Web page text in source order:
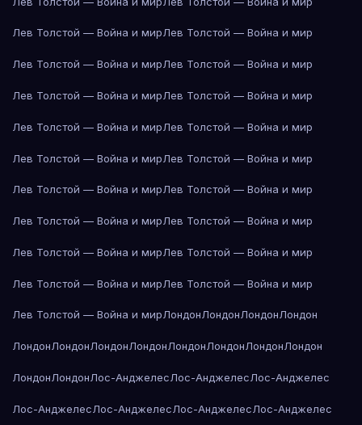
Лев Толстой — Война и мирЛев Толстой — Война и мир
Лев Толстой — Война и мирЛев Толстой — Война и мир
Лев Толстой — Война и мирЛев Толстой — Война и мир
Лев Толстой — Война и мирЛев Толстой — Война и мир
Лев Толстой — Война и мирЛев Толстой — Война и мир
Лев Толстой — Война и мирЛев Толстой — Война и мир
Лев Толстой — Война и мирЛев Толстой — Война и мир
Лев Толстой — Война и мирЛев Толстой — Война и мир
Лев Толстой — Война и мирЛев Толстой — Война и мир
Лев Толстой — Война и мирЛондонЛондонЛондонЛондон
ЛондонЛондонЛондонЛондонЛондонЛондонЛондонЛондон
ЛондонЛондонЛос-АнджелесЛос-АнджелесЛос-Анджелес
Лос-АнджелесЛос-АнджелесЛос-АнджелесЛос-Анджелес